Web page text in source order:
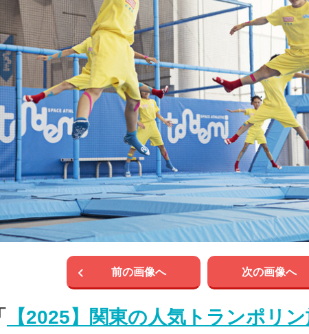
前の画像へ 次の画像へ
【2025】関東の人気トランポリ